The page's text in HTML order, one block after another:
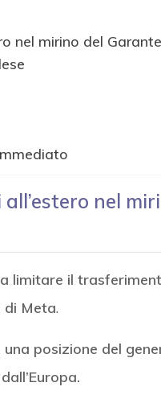
nel mirino del
nel
limitare il
di Meta.
posizione del